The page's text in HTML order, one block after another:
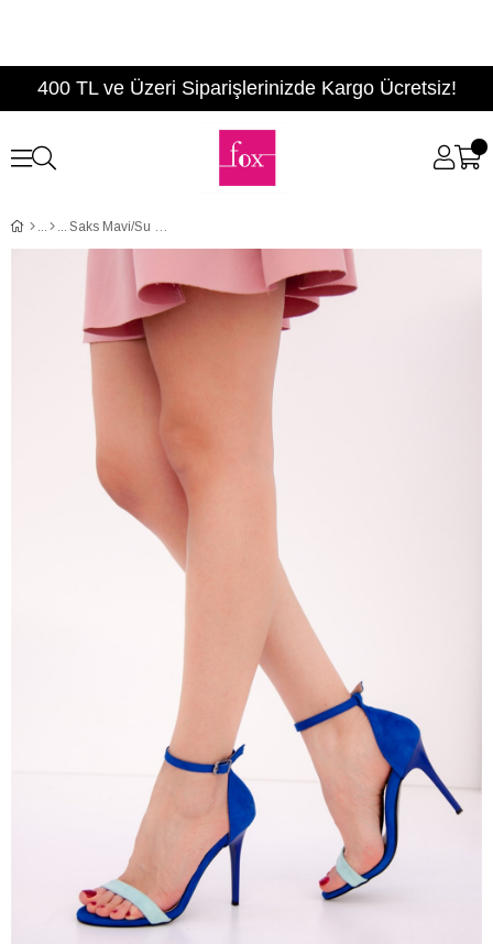
400 TL ve Üzeri Siparişlerinizde Kargo Ücretsiz!
Saks Mavi/Su Yeşili Kadın Topuklu Ayakkabı B922112602